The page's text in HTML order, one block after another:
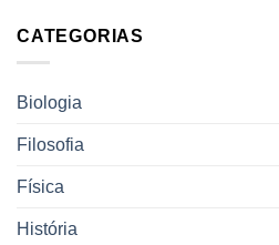
CATEGORIAS
Biologia
Filosofia
Física
História